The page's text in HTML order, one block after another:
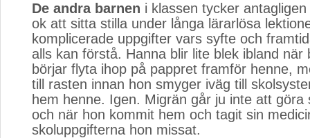
De andra barnen i klassen tycker
ok att sitta stilla under långa lärarlösa
komplicerade uppgifter vars syfte och
alls kan förstå. Hanna blir lite blek ibland när
börjar flyta ihop på pappret framför henne,
till rasten innan hon smyger iväg till
hem henne. Igen. Migrän går ju inte att göra
och när hon kommit hem och tagit sin
skoluppgifterna hon missat.